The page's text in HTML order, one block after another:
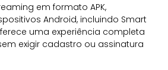
em formato APK,
Android, incluindo Smart
uma experiência completa
exigir cadastro ou assinatura